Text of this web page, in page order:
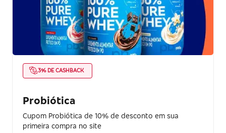
3% DE CASHBACK
Probiótica
Cupom Probiótica de 10% de desconto em sua
primeira compra no site